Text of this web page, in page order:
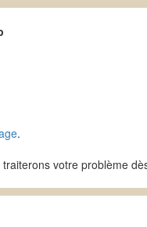
.
traiterons votre problème